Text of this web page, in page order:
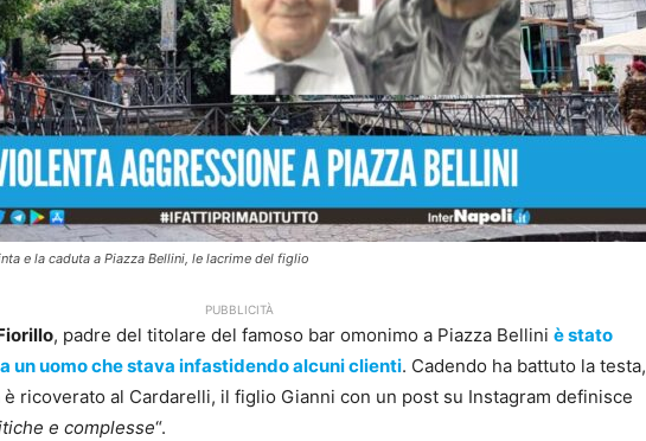
e la caduta a Piazza Bellini, le lacrime del figlio
PUBBLICITÀ
, padre del titolare del famoso bar omonimo a Piazza Bellini è stato
un uomo che stava infastidendo alcuni clienti. Cadendo ha battuto la testa,
ricoverato al Cardarelli, il figlio Gianni con un post su Instagram definisce
e complesse“.